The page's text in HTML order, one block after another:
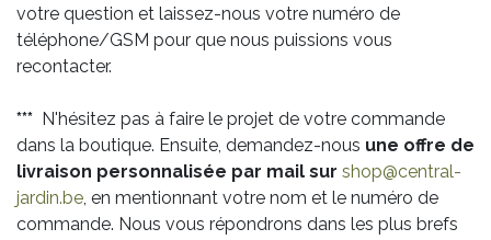
votre question et laissez-nous votre numéro de
téléphone/GSM pour que nous puissions vous
recontacter.
*** N'hésitez pas à faire le projet de votre commande
dans la boutique. Ensuite, demandez-nous une offre de
livraison personnalisée par mail sur shop@central-
jardin.be, en mentionnant votre nom et le numéro de
commande. Nous vous répondrons dans les plus brefs